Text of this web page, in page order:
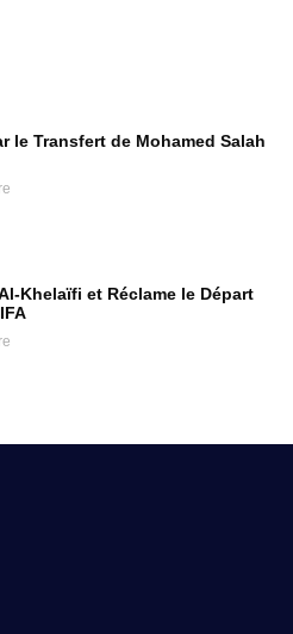
le Transfert de Mohamed Salah
Khelaïfi et Réclame le Départ